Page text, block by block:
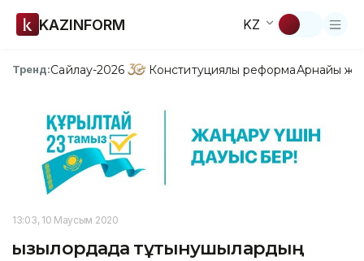
KAZINFORM KZ
Тренд:Сайлау-2026 Конституциялық реформаАрнайы
13:03, 10 Маусым 2020
Қызылордада тұтынушылардың